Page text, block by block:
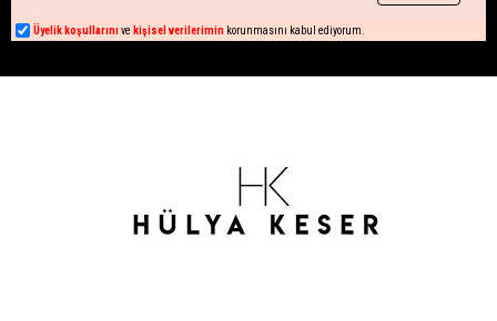
Üyelik koşullarını ve kişisel verilerimin korunmasını kabul ediyorum.